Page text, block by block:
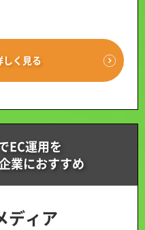
しく見る
EC運用を
業におすすめ
ディア